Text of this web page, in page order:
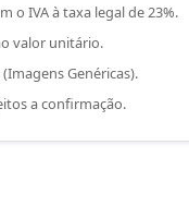
o IVA à taxa legal de 23%.
valor unitário.
Genéricas).
a confirmação.